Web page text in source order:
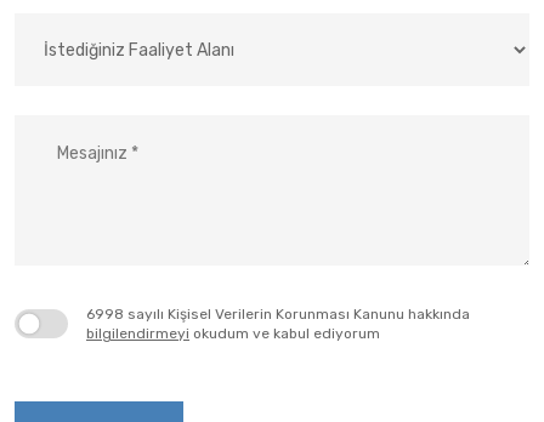
6998 sayılı Kişisel Verilerin Korunması Kanunu hakkında
bilgilendirmeyi okudum ve kabul ediyorum